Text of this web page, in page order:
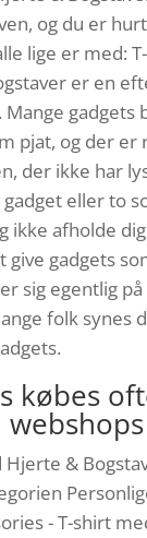
og du er
lige er med:
er en
Mange gadgets
pjat, og der er
der ikke har
eller to
ikke afholde
give gadgets
sig egentlig på
folk synes
købes
&
- T-shirt